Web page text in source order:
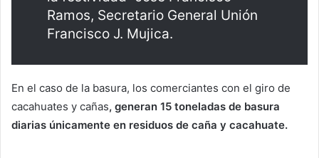
Ramos, Secretario General Unión
Francisco J. Mujica.
En el caso de la basura, los comerciantes con el giro de
cacahuates y cañas, generan 15 toneladas de basura
diarias únicamente en residuos de caña y cacahuate.